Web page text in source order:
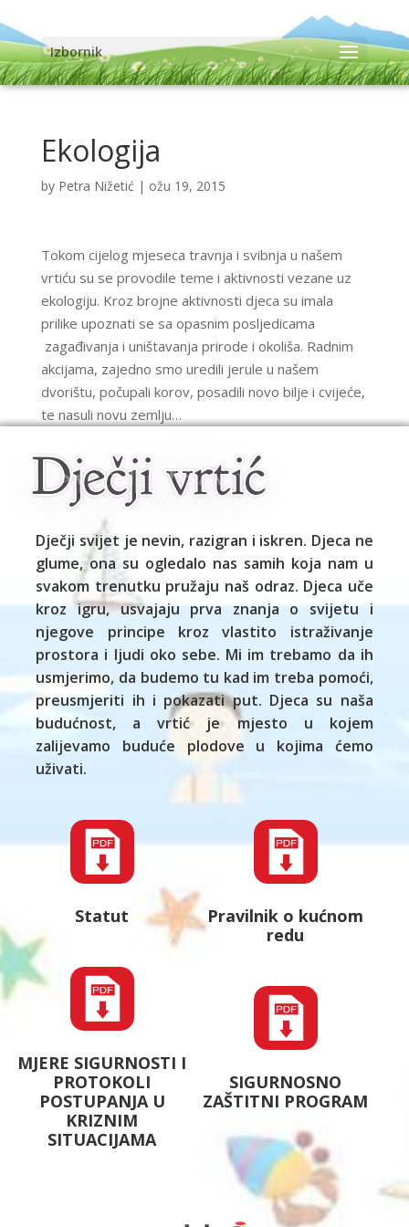
Izbornik
Ekologija
by Petra Nižetić | ožu 19, 2015
Tokom cijelog mjeseca travnja i svibnja u našem
vrtiću su se provodile teme i aktivnosti vezane uz
ekologiju. Kroz brojne aktivnosti djeca su imala
prilike upoznati se sa opasnim posljedicama
zagađivanja i uništavanja prirode i okoliša. Radnim
akcijama, zajedno smo uredili jerule u našem
dvorištu, počupali korov, posadili novo bilje i cvijeće,
te nasuli novu zemlju…
Dječji svijet je nevin, razigran i iskren. Djeca ne
glume, ona su ogledalo nas samih koja nam u
svakom trenutku pružaju naš odraz. Djeca uče
kroz igru, usvajaju prva znanja o svijetu i
njegove principe kroz vlastito istraživanje
prostora i ljudi oko sebe. Mi im trebamo da ih
usmjerimo, da budemo tu kad im treba pomoći,
preusmjeriti ih i pokazati put. Djeca su naša
budućnost, a vrtić je mjesto u kojem
zalijevamo buduće plodove u kojima ćemo
uživati.
Statut
MJERE SIGURNOSTI I
PROTOKOLI
POSTUPANJA U
KRIZNIM
SITUACIJAMA
Pravilnik o kućnom
redu
SIGURNOSNO
ZAŠTITNI PROGRAM